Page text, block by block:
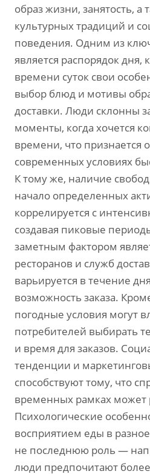
образ жизни, занятость, а
культурных традиций и
поведения. Одним из
является распорядок дня,
времени суток свои
выбор блюд и мотивы
доставки. Люди склонны
моменты, когда хочется
времени, что признается
современных условиях
К тому же, наличие
начало определенных
коррелируется с
создавая пиковые
заметным фактором
ресторанов и служб
варьируется в течение
возможность заказа.
погодные условия могут
потребителей выбирать
и время для заказов.
тенденции и
способствуют тому, что
временных рамках может
Психологические
восприятием еды в
не последнюю роль —
люди предпочитают